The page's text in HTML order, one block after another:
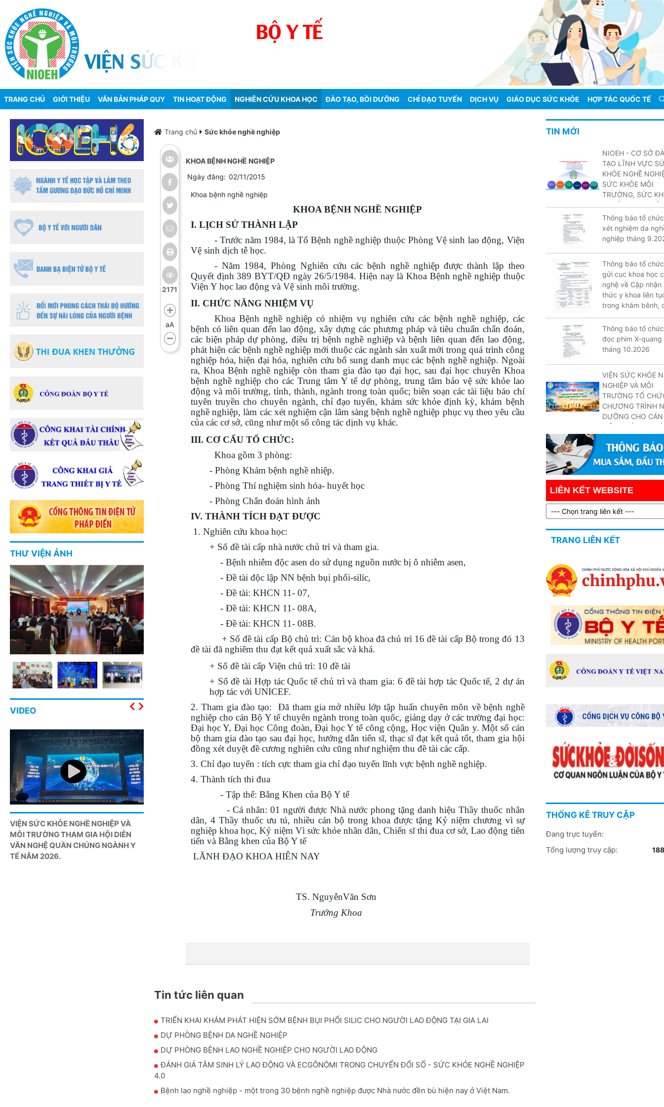
BỘ Y TẾ
VIỆN SỨC
TRANG CHỦ GIỚI THIỆU VĂN BẢN PHÁP QUY TIN HOẠT ĐỘNG NGHIÊN CỨU KHOA HỌC ĐÀO TẠO, BỒI DƯỠNG CHỈ ĐẠO TUYẾN DỊCH VỤ GIÁO DỤC SỨC KHỎE HỢP TÁC QUỐC TẾ
THƯ VIỆN ẢNH
VIDEO
VIỆN SỨC KHỎE NGHỀ NGHIỆP VÀ
MÔI TRƯỜNG THAM GIA HỘI DIỄN
VĂN NGHỆ QUẦN CHÚNG NGÀNH Y
TẾ NĂM 2026.
HỘI THẢO CHĂM SÓC SỨC KHỎE
NGƯỜI LAO ĐỘNG TRONG KỶ
VIỆN SỨC KHỎE NGHỀ NGHIỆP VÀ
MÔI TRƯỜNG HƯỞNG ỨNG THÁNG
HÀNH ĐỘNG VỀ AN TOÀN VỆ SINH
LAO ĐỘNG VÀ THÁNG HÀNH ĐỘNG
LỚP TẬP HUẤN NÂNG CAO NĂNG
LỰC CHO NHÂN VIÊN Y TẾ TRƯỜNG
DÂNG BÁC
Trang chủ Sức khỏe nghề nghiệp
2171
aA
KHOA BỆNH NGHỀ NGHIỆP
Ngày đăng: 02/11/2015
Khoa bệnh nghề nghiệp
KHOA BỆNH NGHỀ NGHIỆP
I. LỊCH SỬ THÀNH LẬP
- Trước năm 1984, là Tổ Bệnh nghề nghiệpthuộc Phòng Vệ sinh laođộng, Viện
Vệsinh dịch tễhọc.
- Năm 1984, Phòng Nghiên cứu các bệnh nghề nghiệpđược thành lập theo
Quyết định 389 BYT/QĐ ngày 26/5/1984. Hiện nay là Khoa Bệnh nghề nghiệp thuộc
Viện Y học lao động và Vệ sinh môi trường.
II. CHỨC NĂNG NHIỆM VỤ
Khoa Bệnh nghề nghiệp có nhiệm vụ nghiên cứu các bệnh nghề nghiệp, các
bệnh có liên quan đến lao động, xây dựng các phương pháp và tiêu chuẩn chẩn đoán,
các biện pháp dự phòng, điều trị bệnh nghề nghiệp và bệnh liên quan đến lao động,
phát hiện các bệnh nghề nghiệp mới thuộc các ngành sản xuất mới trong quá trình công
nghiệp hóa, hiện đại hóa, nghiên cứu bổ sung danh mục các bệnh nghề nghiệp. Ngoài
ra, Khoa Bệnh nghề nghiệp còn tham gia đào tạo đại học, sau đại học chuyên Khoa
bệnh nghề nghiệp cho các Trung tâm Y tế dự phòng, trung tâm bảo vệ sức khỏe lao
động và môi trường, tỉnh, thành, ngành trong toàn quốc; biên soạn các tài liệu báo chí
tuyên truyền cho chuyên ngành, chỉ đạo tuyến, khám sức khỏe định kỳ, khám bệnh
nghề nghiệp, làm các xét nghiệm cận lâm sàng bệnh nghề nghiệp phục vụ theo yêu cầu
của các cơ sở, cũng như một số công tác dịnh vụ khác.
III. CƠ CẤU TỔ CHỨC:
Khoa gồm 3 phòng:
- Phòng Khám bệnh nghề nhiệp.
- Phòng Thí nghiệm sinh hóa- huyết học
- Phòng Chẩn đoán hình ảnh
IV. THÀNH TÍCH ĐẠT ĐƯỢC
1. Nghiên cứu khoa học:
+ Số đề tài cấp nhà nước chủ trì và tham gia.
- Bệnh nhiễm độc asen do sử dụng nguồn nước bị ô nhiễm asen,
- Đề tài độc lập NN bệnh bụi phổi-silíc,
- Đề tài: KHCN 11- 07,
- Đề tài: KHCN 11- 08A,
- Đề tài: KHCN 11- 08B.
+ Số đề tài cấp Bộ chủ trì: Cán bộ khoa đã chủ trì 16 đề tài cấp Bộ trong đó 13
đề tài đã nghiêm thu đạt kết quả xuất sắc và khá.
+ Số đề tài cấp Viện chủ trì: 10 đề tài
+ Số đề tài Hợp tác Quốc tế chủ trì và tham gia: 6 đề tài hợp tác Quốc tế, 2 dự án
hợp tác với UNICEF.
2. Tham gia đào tạo:
Đã tham gia mở nhiều lớp tập huấn chuyên môn về bệnh nghề
nghiệp cho cán Bộ Y tế chuyên ngành trong toàn quốc, giảng dạy ở các trường đại học:
Đại học Y, Đại học Công đoàn, Đại học Y tế công cộng, Học viện Quân y. Một số cán
bộ tham gia đào tạo sau đại học, hướng dẫn tiến sĩ, thạc sĩ đạt kết quả tốt, tham gia hội
đồng xét duyệt đề cương nghiên cứu cũng như nghiệm thu đề tài các cấp.
3. Chỉ đạo tuyển : tích cực tham gia chỉ đạo tuyến lĩnh vực bệnh nghề nghiệp.
4. Thành tích thi đua
- Tập thể: Bằng Khen của Bộ Y tế
- Cá nhân: 01 người được Nhà nước phong tặng danh hiệu Thầy thuốc nhân
dân, 4 Thầy thuốc ưu tú, nhiều cán bộ trong khoa được tặng Kỷ niệm chương vì sự
nghiệp khoa học, Kỷ niệm Vì sức khỏe nhân dân, Chiến sĩ thi đua cơ sở, Lao động tiên
tiến và Bằng khen của Bộ Y tế
LÃNH ĐẠO KHOA HIÊN NAY
TS. NguyễnVăn Sơn
Trưởng Khoa
Tin tức liên quan
TRIỂN KHAI KHÁM PHÁT HIỆN SỚM BỆNH BỤI PHỔI SILIC CHO NGƯỜI LAO ĐỘNG TẠI GIA LAI
DỰ PHÒNG BỆNH DA NGHỀ NGHIỆP
DỰ PHÒNG BỆNH LAO NGHỀ NGHIỆP CHO NGƯỜI LAO ĐỘNG
ĐÁNH GIÁ TÂM SINH LÝ LAO ĐỘNG VÀ ECGÔNÔMI TRONG CHUYỂN ĐỔI SỐ - SỨC KHỎE NGHỀ NGHIỆP
4.0
Bệnh lao nghề nghiệp - một trong 30 bệnh nghề nghiệp được Nhà nước đền bù hiện nay ở Việt Nam.
TIN MỚI
NIOEH - CƠ SỞ
TẠO LĨNH VỰC
KHỎE NGHỀ
SỨC KHỎE MÔI
TRƯỜNG, SỨC
TRƯỜNG HỌC VÀ
PHÒNG CHỐNG
NẠN THƯƠNG
Thông báo tổ
xét nghiệm da
nghiệp tháng
Thông báo tổ
gửi cục khoa học
nghệ về Cập nhận
thức y khoa liên
trong khám bênh,
8,9,10 năm 2026)
Thông báo tổ
đọc phim X-quang
tháng 10.2026
VIỆN SỨC KHỎE
NGHIỆP VÀ MÔI
TRƯỜNG TỔ
CHƯƠNG TRÌNH
DƯỠNG CHO CÁN
VIÊN CHỨC
TẠI SẦM SƠN,
HÓA
LIÊN KẾT WEBSITE
TRANG LIÊN KẾT
THỐNG KÊ TRUY CẬP
Đang trực tuyến:
Tổng lượng truy cập: